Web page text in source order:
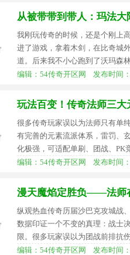
从被带带到带人：玛法
我刚玩传奇的时候，还是个刚上
进了游戏，拿着木剑，在比奇城
道。后来我不小心跑到了沃玛森
编辑：54传奇开区网 发布时间
玩法百变！传奇法师三
很多传奇玩家误以为法师只有单
有完善的元素流派体系，雷罚、
化极强，可适配单刷、团战、PK
编辑：54传奇开区网 发布时间
漫天魔焰定胜负——法师
纵观热血传奇历届沙巴克攻城战
数据印证一个不变的真理：战士
限。很多玩家误以为团战前排抗
编辑：54传奇开区网 发布时间